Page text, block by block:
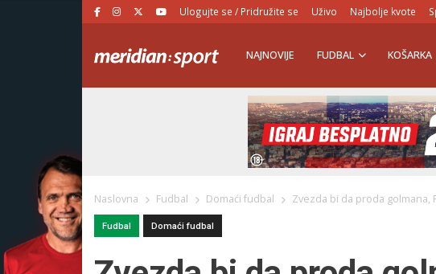
Ulogujte se / Pridružite se Uživo Najbolje kvote
NAJNOVIJE FUDBAL KOŠARKA
Naslovna Fudbal Domaći fudbal Zvezda bi da proda golmana,
Fudbal Domaći fudbal